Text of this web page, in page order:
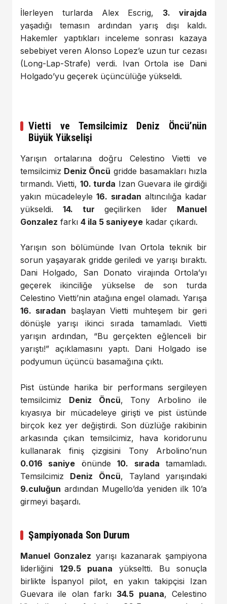
İlerleyen turlarda Alex Escrig, 3. virajda
yaşadığı temasın ardından yarış dışı kaldı.
Hakemler yaptıkları inceleme sonrası kazaya
sebebiyet veren Alonso Lopez’e uzun tur cezası
(Long-Lap-Strafe) verdi. Ivan Ortola ise Dani
Holgado’yu geçerek üçüncülüğe yükseldi.
Vietti ve Temsilcimiz Deniz Öncü’nün
Büyük Yükselişi
Yarışın ortalarına doğru Celestino Vietti ve
temsilcimiz Deniz Öncü gridde basamakları hızla
tırmandı. Vietti, 10. turda Izan Guevara ile girdiği
yakın mücadeleyle16. sıradan altıncılığa kadar
yükseldi.14. tur geçilirken lider Manuel
Gonzalez farkı 4 ila 5 saniyeye kadar çıkardı.
Yarışın son bölümünde Ivan Ortola teknik bir
sorun yaşayarak gridde geriledi ve yarışı bıraktı.
Dani Holgado, San Donato virajında Ortola’yı
geçerek ikinciliğe yükselse de son turda
Celestino Vietti’nin atağına engel olamadı. Yarışa
16. sıradan başlayan Vietti muhteşem bir geri
dönüşle yarışı ikinci sırada tamamladı. Vietti
yarışın ardından, “Bu gerçekten eğlenceli bir
yarıştı!” açıklamasını yaptı. Dani Holgado ise
podyumun üçüncü basamağına çıktı.
Pist üstünde harika bir performans sergileyen
temsilcimiz Deniz Öncü, Tony Arbolino ile
kıyasıya bir mücadeleye girişti ve pist üstünde
birçok kez yer değiştirdi. Son düzlüğe rakibinin
arkasında çıkan temsilcimiz, hava koridorunu
kullanarak finiş çizgisini Tony Arbolino’nun
0.016 saniye önünde10. sırada tamamladı.
Temsilcimiz Deniz Öncü, Tayland yarışındaki
9.culuğun ardından Mugello’da yeniden ilk 10’a
girmeyi başardı.
Şampiyonada Son Durum
Manuel Gonzalez yarışı kazanarak şampiyona
liderliğini 129.5 puana yükseltti. Bu sonuçla
birlikte İspanyol pilot, en yakın takipçisi Izan
Guevara ile olan farkı 34.5 puana, Celestino